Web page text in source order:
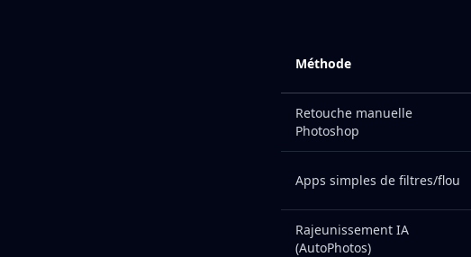
Méthode
Retouche manuelle
Photoshop
Apps simples de filtres/flou
Rajeunissement IA
(AutoPhotos)